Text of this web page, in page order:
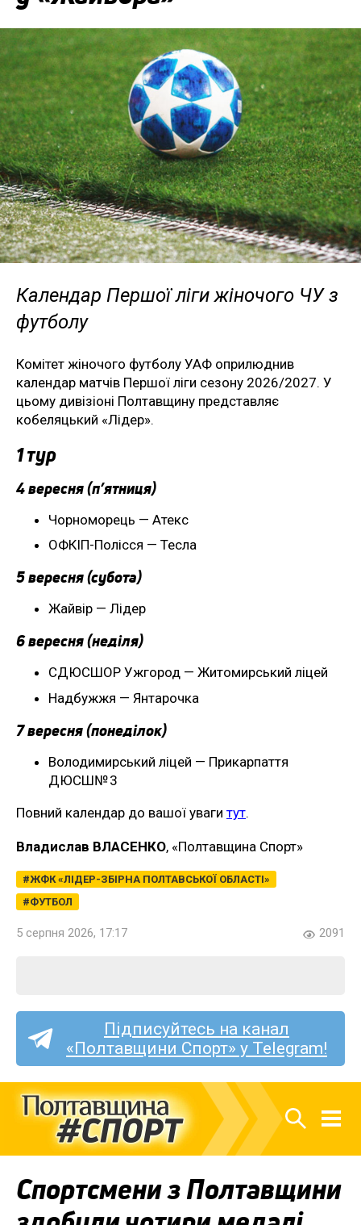
Календар Першої ліги жіночого ЧУ з
футболу
Комітет жіночого футболу УАФ оприлюднив
календар матчів Першої ліги сезону 2026/2027. У
цьому дивізіоні Полтавщину представляє
кобеляцький «Лідер».
1 тур
4 вересня (п’ятниця)
Чорноморець — Атекс
ОФКІП-Полісся — Тесла
5 вересня (субота)
Жайвір — Лідер
6 вересня (неділя)
СДЮСШОР Ужгород — Житомирський ліцей
Надбужжя — Янтарочка
7 вересня (понеділок)
Володимирський ліцей — Прикарпаття
ДЮСШ№ 3
Повний календар до вашої уваги тут.
Владислав ВЛАСЕНКО, «Полтавщина Спорт»
ЖФК «ЛІДЕР-ЗБІРНА ПОЛТАВСЬКОЇ ОБЛАСТІ»
ФУТБОЛ
5 серпня 2026, 17:17 2091
Підписуйтесь на канал
«Полтавщини Спорт» у Telegram!
Спортсмени з Полтавщини